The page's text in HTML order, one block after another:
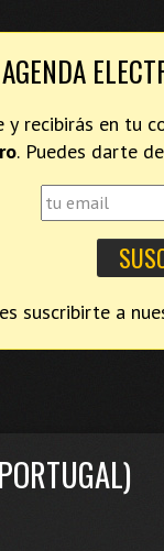
AGENDA
y recibirás en tu
. Puedes darte
suscribirte a